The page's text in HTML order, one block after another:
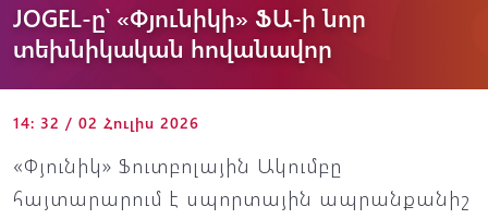
JOGEL-ը՝ «Փյունիկի» ՖԱ-ի նոր
տեխնիկական հովանավոր
14: 32 / 02 Հուլիս 2026
«Փյունիկ» Ֆուտբոլային Ակումբը
հայտարարում է սպորտային ապրանքանիշ